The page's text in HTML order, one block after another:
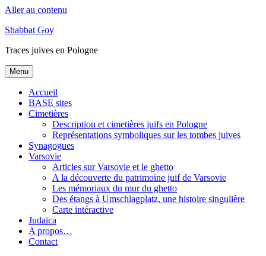
Aller au contenu
Shabbat Goy
Traces juives en Pologne
Menu
Accueil
BASE sites
Cimetières
Description et cimetières juifs en Pologne
Représentations symboliques sur les tombes juives
Synagogues
Varsovie
Articles sur Varsovie et le ghetto
A la découverte du patrimoine juif de Varsovie
Les mémoriaux du mur du ghetto
Des étangs à Umschlagplatz, une histoire singulière
Carte intéractive
Judaica
A propos…
Contact